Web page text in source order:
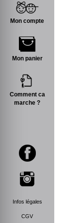
Mon compte
Mon panier
Comment ca
marche ?
Infos légales
CGV